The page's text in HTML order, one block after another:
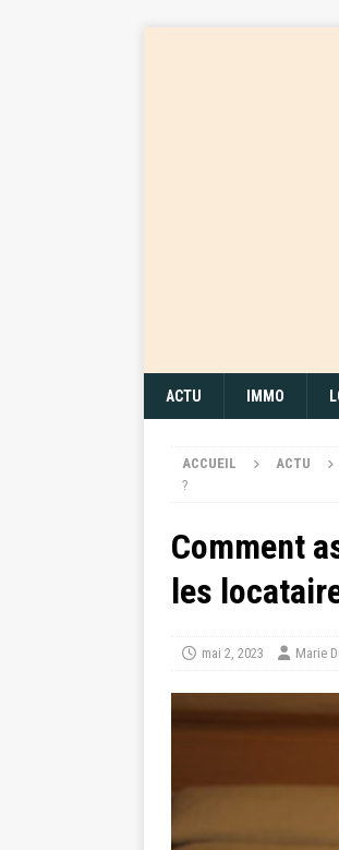
ACTU IMMO
ACCUEIL ACTU
?
Comment
les
mai 2, 2023 Marie